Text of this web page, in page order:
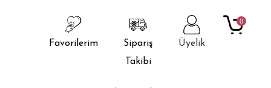
Favorilerim
Sipariş
Takibi
Üyelik
0